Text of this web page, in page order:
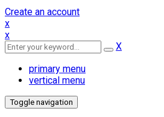
Create an account
x
x
X
primary menu
vertical menu
Toggle navigation